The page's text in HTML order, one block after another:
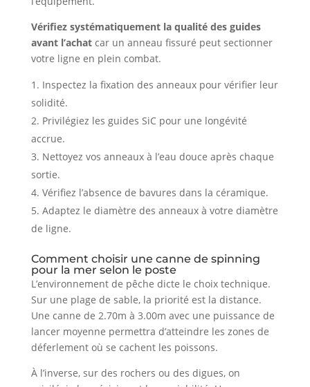
Vérifiez systématiquement la qualité des guides
avant l’achatcar un anneau fissuré peut sectionner
votre ligne en plein combat.
Inspectez la fixation des anneaux pour vérifier leur
solidité.
Privilégiez les guides SiC pour une longévité
accrue.
Nettoyez vos anneaux à l’eau douce après chaque
sortie.
Vérifiez l’absence de bavures dans la céramique.
Adaptez le diamètre des anneaux à votre diamètre
de ligne.
Comment choisir une canne de spinning
pour la mer selon le poste
L’environnement de pêche dicte le choix technique.
Sur une plage de sable, la priorité est la distance.
Une canne de 2.70m à 3.00m avec une puissance de
lancer moyenne permettra d’atteindre les zones de
déferlement où se cachent les poissons.
À l’inverse, sur des rochers ou des digues, on